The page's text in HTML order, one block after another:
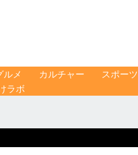
ルメ カルチャー
スポーツ
ラボ